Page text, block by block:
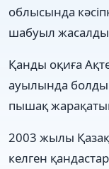
облысында
шабуыл
Қанды оқиға
ауылында
пышақ
2003 жылы
келген